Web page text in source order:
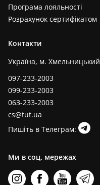
Програма лояльності
Розрахунок сертифікатом
Контакти
Україна, м. Хмельницький
097-233-2003
099-233-2003
063-233-2003
cs@tut.ua
Пишіть в Телеграм:
Ми в соц. мережах